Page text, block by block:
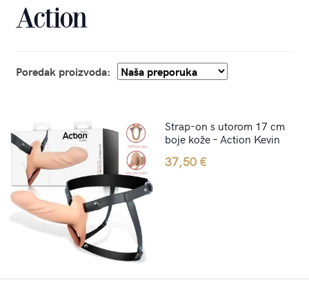
Action
Poredak proizvoda:
Strap-on s utorom 17 cm
boje kože – Action Kevin
37,50€